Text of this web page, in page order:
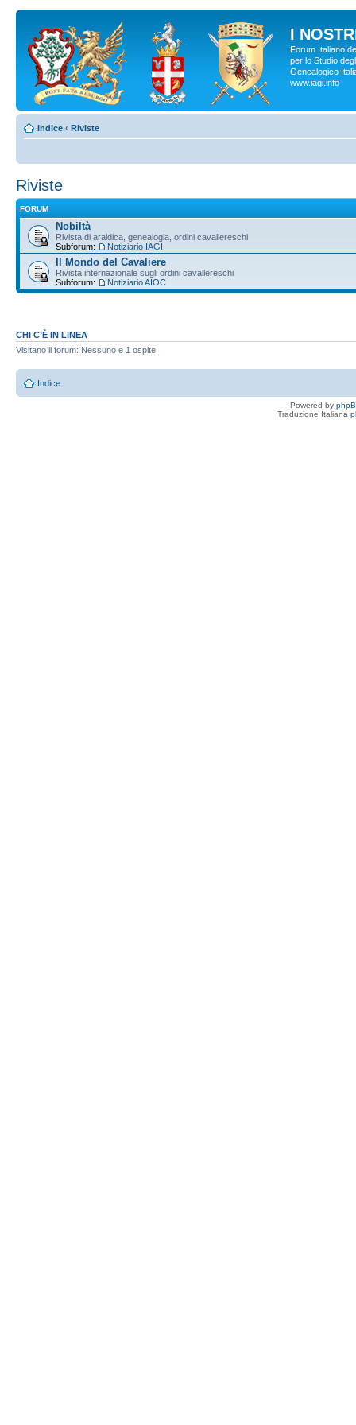
I
Forum Italiano
per lo Studio
Genealogico
www.iagi.info
Indice ‹ Riviste
Riviste
FORUM
Nobiltà
Rivista di araldica, genealogia, ordini cavallereschi
Subforum:
Notiziario IAGI
Il Mondo del Cavaliere
Rivista internazionale sugli ordini cavallereschi
Subforum:
Notiziario AIOC
CHI C’È IN LINEA
Visitano il forum: Nessuno e 1 ospite
Indice
Powered by
Traduzione Italiana